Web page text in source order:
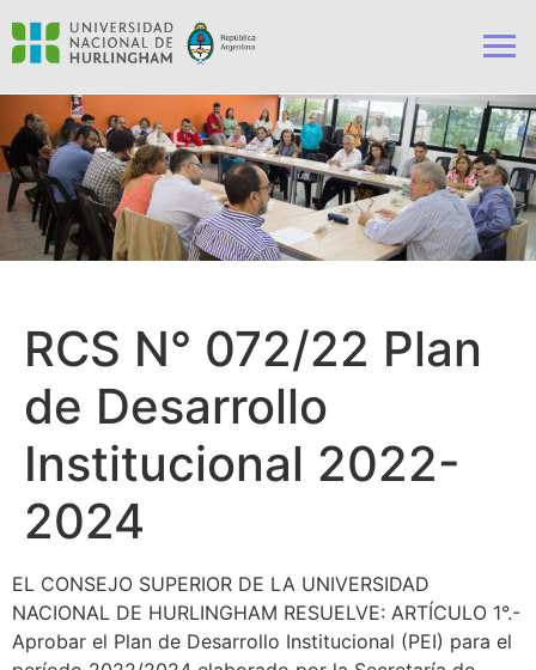
RCS N° 072/22 Plan
de Desarrollo
Institucional 2022-
2024
EL CONSEJO SUPERIOR DE LA UNIVERSIDAD
NACIONAL DE HURLINGHAM RESUELVE: ARTÍCULO 1°.-
Aprobar el Plan de Desarrollo Institucional (PEI) para el